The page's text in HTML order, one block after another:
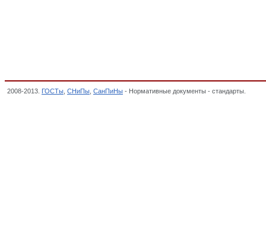
2008-2013. ГОСТы СНиПы СанПиНы - Нормативные документы - стандарты.